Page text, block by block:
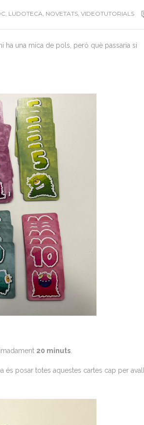
, LUDOTECA, NOVETATS, VIDEOTUTORIALS
ha una mica de pols, però què passaria si
20 minuts
és posar totes aquestes cartes cap per